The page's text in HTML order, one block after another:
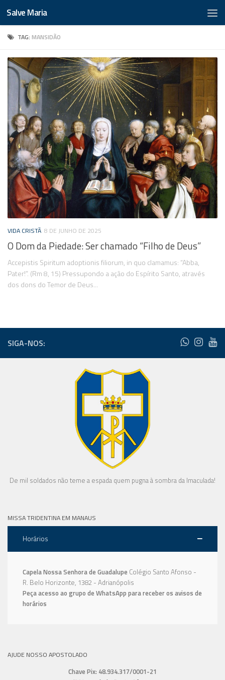
Salve Maria
TAG: MANSIDÃO
VIDA CRISTÃ 8 DE JUNHO DE 2025
O Dom da Piedade: Ser chamado “Filho de Deus”
Accepistis Spiritum adoptionis filiorum, in quo clamamus: “Abba,
Pater!”. (Rm 8, 15) Pressupondo a ação do Espírito Santo, através
dos dons do Temor de Deus...
SIGA-NOS:
De mil soldados não teme a espada quem pugna à sombra da Imaculada!
MISSA TRIDENTINA EM MANAUS
Horários
Capela Nossa Senhora de Guadalupe Colégio Santo Afonso -
R. Belo Horizonte, 1382 - Adrianópolis
Peça acesso ao grupo de WhatsApp para receber os avisos de
horários
AJUDE NOSSO APOSTOLADO
Chave Pix: 48.934.317/0001-21